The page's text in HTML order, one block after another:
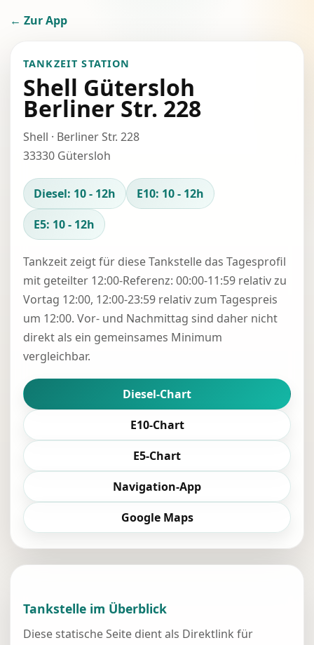
← Zur App
TANKZEIT STATION
Shell Gütersloh
Berliner Str. 228
Shell · Berliner Str. 228
33330 Gütersloh
Diesel: 10 - 12h
E10: 10 - 12h
E5: 10 - 12h
Tankzeit zeigt für diese Tankstelle das Tagesprofil
mit geteilter 12:00-Referenz: 00:00-11:59 relativ zu
Vortag 12:00, 12:00-23:59 relativ zum Tagespreis
um 12:00. Vor- und Nachmittag sind daher nicht
direkt als ein gemeinsames Minimum
vergleichbar.
Diesel-Chart
E10-Chart
E5-Chart
Navigation-App
Google Maps
Tankstelle im Überblick
Diese statische Seite dient als Direktlink für